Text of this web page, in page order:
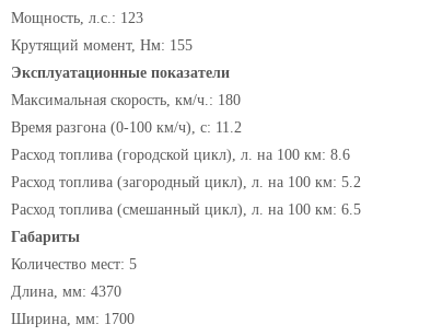
Мощность, л.с.: 123
Крутящий момент, Нм: 155
Эксплуатационные показатели
Максимальная скорость, км/ч.: 180
Время разгона (0-100 км/ч), с: 11.2
Расход топлива (городской цикл), л. на 100 км: 8.6
Расход топлива (загородный цикл), л. на 100 км: 5.2
Расход топлива (смешанный цикл), л. на 100 км: 6.5
Габариты
Количество мест: 5
Длина, мм: 4370
Ширина, мм: 1700